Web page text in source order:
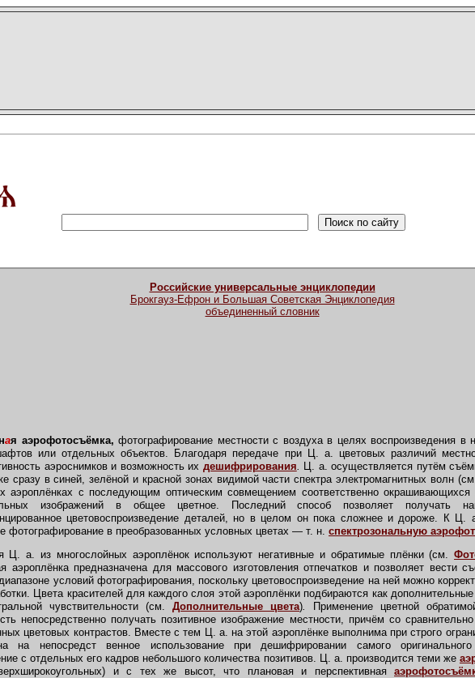
Российские универсальные энциклопедии
Брокгауз-Ефрон и Большая Советская Энциклопедия
объединенный словник
ая аэрофотосъёмка, фотографирование местности с воздуха в целях воспроизведения в
или отдельных объектов. Благодаря передаче при Ц. а. цветовых различий
аэроснимков и возможность их дешифрирования. Ц. а. осуществляется путём
сразу в синей, зелёной и красной зонах видимой части спектра электромагнитных волн
аэроплёнках с последующим оптическим совмещением соответственно окрашивающихся
изображений в общее цветное. Последний способ позволяет получать
цветовоспроизведение деталей, но в целом он пока сложнее и дороже. К Ц.
фотографирование в преобразованных условных цветах — т. н. спектрозональную
Ц. а. из многослойных аэроплёнок используют негативные и обратимые плёнки (см.
аэроплёнка предназначена для массового изготовления отпечатков и позволяет вести
условий фотографирования, поскольку цветовоспроизведение на ней можно
Цвета красителей для каждого слоя этой аэроплёнки подбираются как
чувствительности (см. Дополнительные цвета).
Применение цветной
непосредственно получать позитивное изображение местности, причём со
цветовых контрастов. Вместе с тем Ц. а. на этой аэроплёнке выполнима при строго
на непосредст венное использование при дешифрировании самого
с отдельных его кадров небольшого количества позитивов. Ц. а. производится теми же
и с тех же высот, что плановая и перспективная